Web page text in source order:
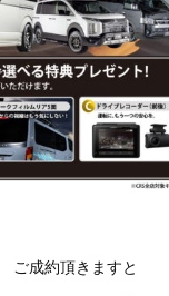
ご成約頂きますと